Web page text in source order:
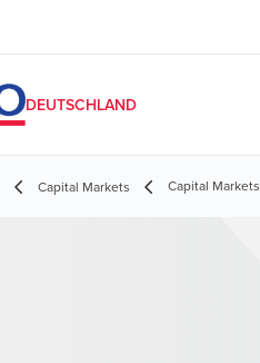
DEUTSCHLAND
Capital Markets Capital Markets